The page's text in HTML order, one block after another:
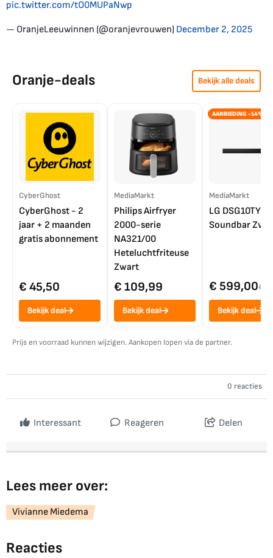
pic.twitter.com/tO0MUPaNwp
— OranjeLeeuwinnen (@oranjevrouwen) December 2, 2025
Oranje-deals Bekijk alle deals
CyberGhost
CyberGhost - 2
jaar + 2 maanden
gratis abonnement
€ 45,50
Bekijk deal
MediaMarkt
Philips Airfryer
2000-serie
NA321/00
Heteluchtfriteuse
Zwart
€ 109,99
Bekijk deal
AANBIEDING -14%
MediaMarkt
LG DSG10TY
Soundbar
€ 599,00€
Bekijk deal
Prijs en voorraad kunnen wijzigen. Aankopen lopen via de partner.
0 reacties
Interessant Reageren Delen
Lees meer over:
Vivianne Miedema
Reacties